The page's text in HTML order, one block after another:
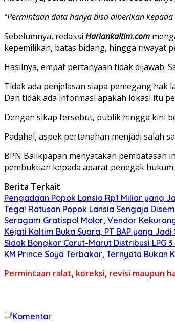
“Permintaan data hanya bisa diberikan
Sebelumnya, redaksi Hariankaltim.com
kepemilikan, batas bidang, hingga riwayat
Hasilnya, empat pertanyaan tidak dijawab.
Tidak ada penjelasan siapa pemegang hak
Dan tidak ada informasi apakah lokasi itu
Dengan sikap tersebut, publik hingga kini
Padahal, aspek pertanahan menjadi salah
BPN Balikpapan menyatakan pembatasan
pembuktian kepada aparat penegak hukum.
Berita Terkait
Pengadaan Popok Lansia Rp1 Miliar yang
Tega! Ratusan Popok Lansia Sengaja
Seragam Gratispol Molor, Vendor
Kejati Kaltim Buka Suara, PT BAP yang
Sidak Bongkar Carut-Marut Distribusi LPG
KM Prince Soya Terbakar, Ternyata Bukan
Permintaan ralat, koreksi, revisi maupun
Komentar